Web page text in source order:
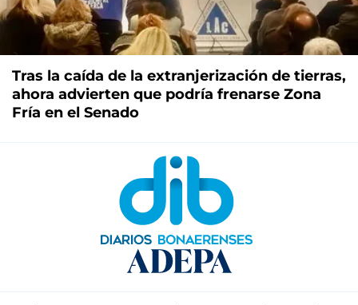
Tras la caída de la extranjerización de tierras,
ahora advierten que podría frenarse Zona
Fría en el Senado